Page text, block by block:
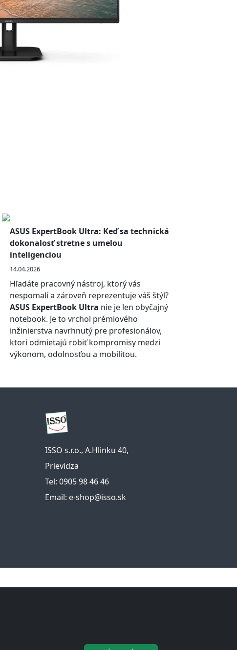
ASUS ExpertBook Ultra: Keď sa technická
dokonalosť stretne s umelou
inteligenciou
14.04.2026
Hľadáte pracovný nástroj, ktorý vás
nespomalí a zároveň reprezentuje váš štýl?
ASUS ExpertBook Ultra nie je len obyčajný
notebook. Je to vrchol prémiového
inžinierstva navrhnutý pre profesionálov,
ktorí odmietajú robiť kompromisy medzi
výkonom, odolnosťou a mobilitou.
ISSO s.r.o., A.Hlinku 40,
Prievidza
Tel: 0905 98 46 46
Email: e-shop@isso.sk